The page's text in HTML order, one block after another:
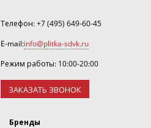
Телефон:+7 (495) 649-60-45
E-mail:info@plitka-sdvk.ru
Режим работы: 10:00-20:00
ЗАКАЗАТЬ ЗВОНОК
Бренды